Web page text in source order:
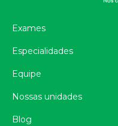
Exames
Especialidades
Equipe
Nossas unidades
Blog